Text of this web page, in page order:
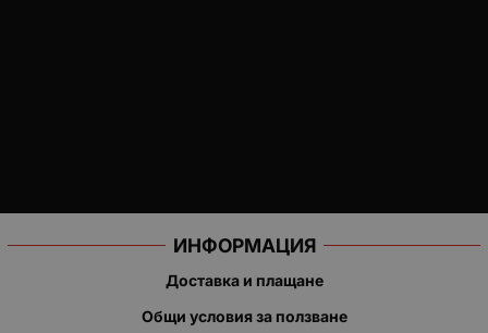
ИНФОРМАЦИЯ
Доставка и плащане
Общи условия за ползване